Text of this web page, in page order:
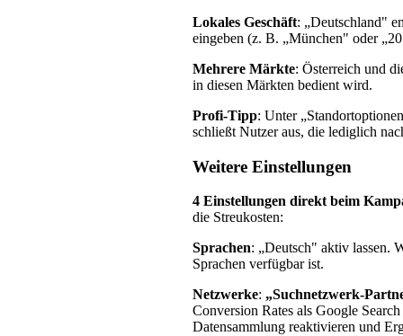
Lokales Geschäft: „Deutschland"
eingeben (z. B. „München" oder
Mehrere Märkte: Österreich und
in diesen Märkten bedient wird.
Profi-Tipp: Unter
schließt Nutzer aus, die lediglich
Weitere Einstellungen
4 Einstellungen direkt beim
die Streukosten:
Sprachen: „Deutsch" aktiv lassen.
Sprachen verfügbar ist.
Netzwerke: „Suchnetzwerk-
Conversion Rates als Google
Datensammlung reaktivieren und